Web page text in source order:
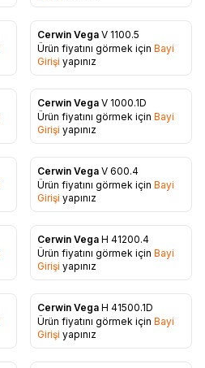
Favorilere Ekle
Cerwin Vega V 1100.5
Ürün fiyatını görmek için Bayi
Girişi yapınız
Favorilere Ekle
Cerwin Vega V 1000.1D
Ürün fiyatını görmek için Bayi
Girişi yapınız
Favorilere Ekle
Cerwin Vega V 600.4
Ürün fiyatını görmek için Bayi
Girişi yapınız
Favorilere Ekle
Cerwin Vega H 41200.4
Ürün fiyatını görmek için Bayi
Girişi yapınız
Favorilere Ekle
Cerwin Vega H 41500.1D
Ürün fiyatını görmek için Bayi
Girişi yapınız